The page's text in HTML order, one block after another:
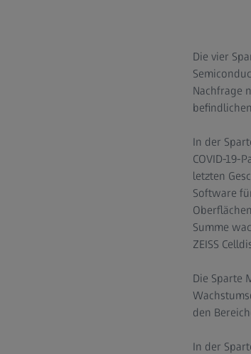
Die vier
Nachfrage
In der
COVID-19-
letzten
Software
Summe
ZEISS
Die Sparte
den
In der